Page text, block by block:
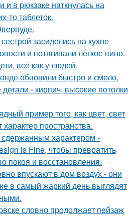
в рюкзаке наткнулась на
то таблеток.
засиделись на кухне
и потягивали лёгкое вино.
всё как у людей.
обновили быстро и смело,
- кирпич, высокие потолки
пример того, как цвет, свет
пространства.
сдержанным характером -
is Fine, чтобы превратить
покоя и восстановления.
впускают в дом воздух - они
в самый жаркий день выглядят
словно продолжает пейзаж